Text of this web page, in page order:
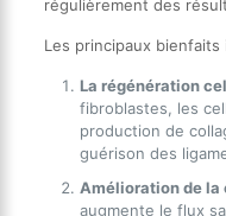
régulièrement des
Les principaux bienfaits
La régénération
fibroblastes, les
production de
guérison des
Amélioration de
augmente le flux